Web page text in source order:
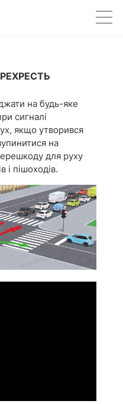
на будь-яке
сигналі
якщо утворився
на
для руху
і пішоходів.